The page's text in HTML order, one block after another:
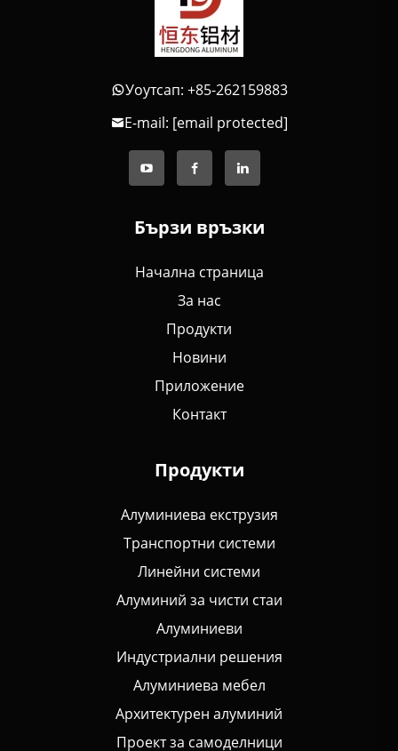
Уоутсап: +85-262159883
E-mail: [email protected]
Бързи връзки
Начална страница
За нас
Продукти
Новини
Приложение
Контакт
Продукти
Алуминиева екструзия
Транспортни системи
Линейни системи
Алуминий за чисти стаи
Алуминиеви
Индустриални решения
Алуминиева мебел
Архитектурен алуминий
Проект за самоделници